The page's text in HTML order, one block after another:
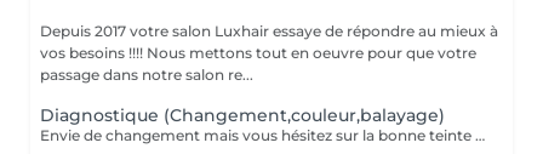
Depuis 2017 votre salon Luxhair essaye de répondre au mieux à
vos besoins !!!! Nous mettons tout en oeuvre pour que votre
passage dans notre salon re...
Diagnostique (Changement,couleur,balayage)
Envie de changement mais vous hésitez sur la bonne teinte ou la bonne technique ? Le diagnostic couleur est là pour ça Lors de ce rendez-vous, nous prenons le temps d'analyser : Votre base naturelle L'état et l'historique de vos cheveux Vos envies (luminosité, reflets, intensité, entretien, etc.) Ensemble, nous définissons la technique la plus adaptée : balayage, patine, coloration complète ou transformation plus audacieuse. Le montant du diagnostic est entièrement déduit le jour de la prestation, si vous décidez de réaliser votre changement avec nous. Parce qu'un résultat sublime commence toujours par un diagnostic sur mesure.